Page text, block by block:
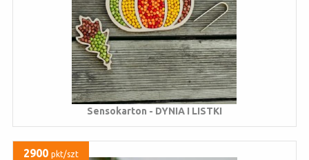
Sensokarton - DYNIA I LISTKI
2900 pkt/szt